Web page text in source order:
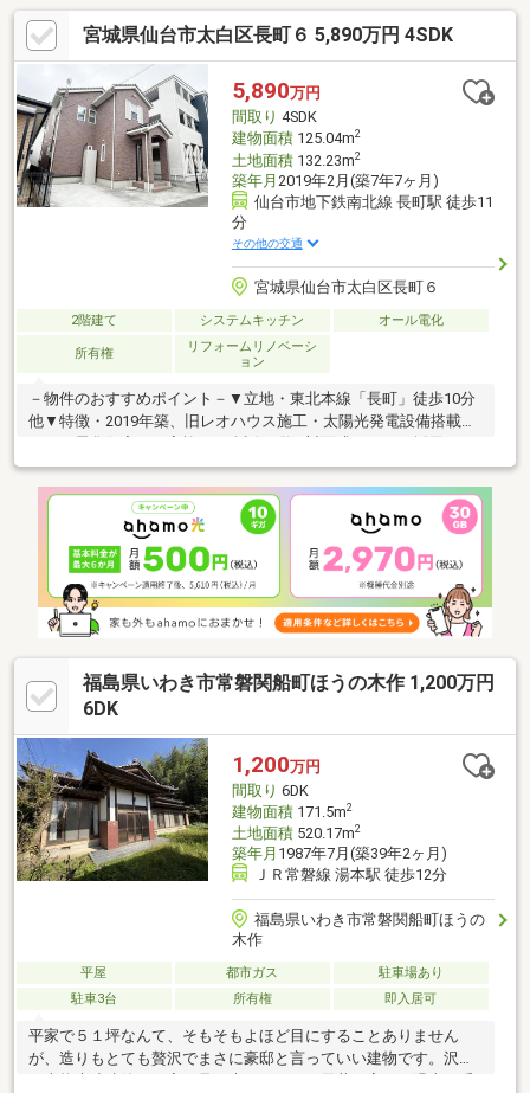
有・駐車並列2台可能(車種による)▼設備・各階にトイレ・洗面所
があり、ゆとりをもって利用可能▼周辺環境・岩沼市立岩沼北中
学校 徒歩4分(約320m)・ファミリーマート岩沼中央4丁目店 徒歩5
分(約330m)■ ご希望の住まい探しをお手伝いします
━━━━━・・・物件の詳細・ご相談はお気軽にお問い合わせく
ださい。
宮城県仙台市太白区長町６ 5,890万円 4SDK
5,890万円
間取り 4SDK
建物面積125.04m2
土地面積132.23m2
築年月 2019年2月(築7年7ヶ月)
仙台市地下鉄南北線 長町駅 徒歩11
分
その他の交通
宮城県仙台市太白区長町６
2階建て システムキッチン オール電化
所有権
リフォームリノベーシ
ョン
－物件のおすすめポイント－▼立地・東北本線「長町」徒歩10分
他▼特徴・2019年築、旧レオハウス施工・太陽光発電設備搭載の
WIC等、豊富な収納有・駐車スペース有(車種による)▼2026年6月
室内リフォーム済【貼替】クロス(玄関・廊下・階段・各居室・各
トイレ・洗面所）、CF(洗面所・各トイレ)▼周辺環境・ウジエス
ーパー長町店 徒歩5分(約340m)※容積率は前面道路幅員により
240％に制限■ ご希望の住まい探しをお手伝いします
━━━━━・・・物件の詳細・ご相談はお気軽にお問い合わせく
ださい。
福島県いわき市常磐関船町ほうの木作 1,200万円
6DK
1,200万円
間取り 6DK
建物面積171.5m2
土地面積520.17m2
築年月 1987年7月(築39年2ヶ月)
ＪＲ常磐線 湯本駅 徒歩12分
福島県いわき市常磐関船町ほうの
木作
平屋 都市ガス
駐車場あり
駐車3台
所有権 即入居可
平家で５１坪なんて、そもそもよほど目にすることありません
が、造りもとても贅沢でまさに豪邸と言っていい建物です。沢山